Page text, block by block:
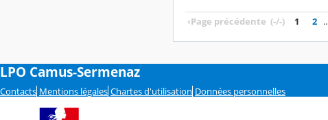
‹Page précédente (-/-) 1 2
LPO Camus-Sermenaz
Contacts Mentions légales Chartes d'utilisation Données personnelles